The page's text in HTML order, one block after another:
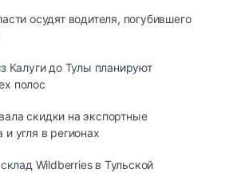
осудят водителя, погубившего
Калуги до Тулы планируют
полос
скидки на экспортные
и угля в регионах
Wildberries в Тульской